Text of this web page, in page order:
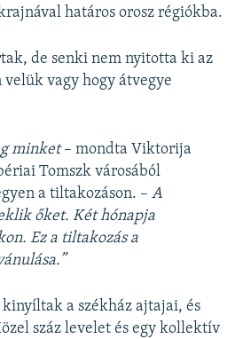
határos orosz régiókba.
de senki nem nyitotta ki az
vagy hogy átvegye
minket– mondta Viktorija
Tomszk városából
a tiltakozáson. – A
őket. Két hónapja
Ez a tiltakozás a
a székház ajtajai, és
száz levelet és egy kollektív